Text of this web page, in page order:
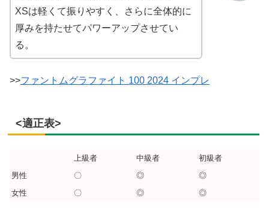
XSは軽くて振りやすく、さらに全体的に
厚みを持たせてパワーアップさせてい
る。
>>ファントムグラファイト 100 2024 インプレ
<適正表>
上級者 中級者
初級者
男性
〇 ◎
◎
女性
〇 ◎ ◎